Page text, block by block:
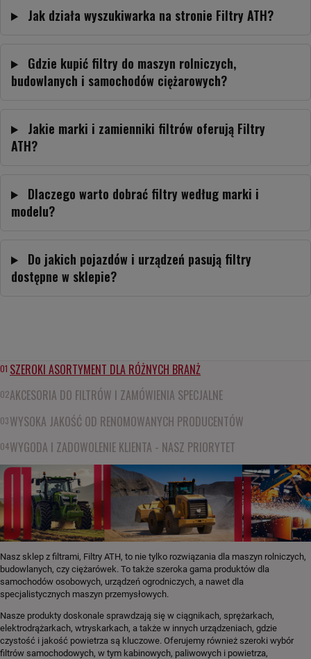
Jak działa wyszukiwarka na stronie Filtry ATH?
Gdzie kupić filtry do maszyn rolniczych,
budowlanych i samochodów ciężarowych?
Jakie marki i zamienniki filtrów oferują Filtry
ATH?
Dlaczego warto dobrać filtry według marki i
modelu?
Do jakich pojazdów i urządzeń pasują filtry
dostępne w sklepie?
01 SZEROKI ASORTYMENT DLA RÓŻNYCH BRANŻ
02AKCESORIA DO FILTRÓW I ZAMÓWIENIA SPECJALNE
03WYSOKA JAKOŚĆ OD RENOMOWANYCH PRODUCENTÓW
04WYGODA I ZADOWOLENIE KLIENTA - NASZ PRIORYTET
Nasz sklep z filtrami, Filtry ATH, to nie tylko rozwiązania dla maszyn rolniczych,
budowlanych, czy ciężarówek. To także szeroka gama produktów dla
samochodów osobowych, urządzeń ogrodniczych, a nawet dla
specjalistycznych maszyn przemysłowych.
Nasze produkty doskonale sprawdzają się w ciągnikach, sprężarkach,
elektrodrążarkach, wtryskarkach, a także w innych urządzeniach, gdzie
czystość i jakość powietrza są kluczowe. Oferujemy również szeroki wybór
filtrów samochodowych, w tym kabinowych, paliwowych i powietrza,